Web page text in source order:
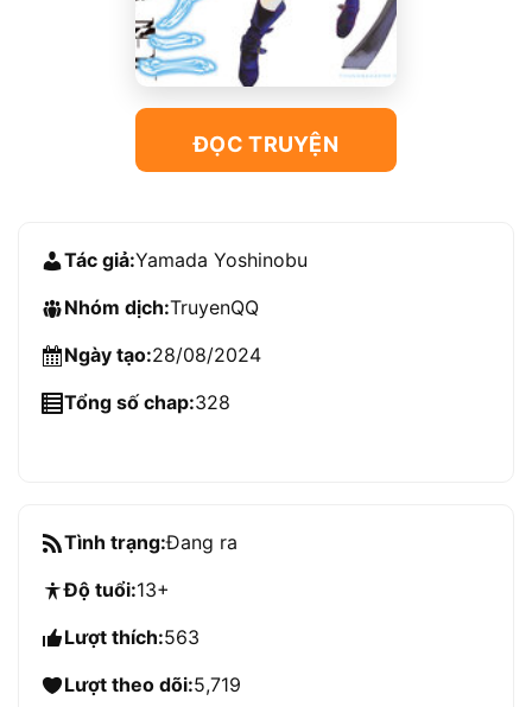
ĐỌC TRUYỆN
Tác giả:Yamada Yoshinobu
Nhóm dịch:TruyenQQ
Ngày tạo:28/08/2024
Tổng số chap:328
Tình trạng:Đang ra
Độ tuổi:13+
Lượt thích:563
Lượt theo dõi:5,719